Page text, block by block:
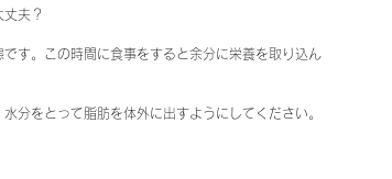
夫？
す。この時間に食事をすると余分に栄養を取り込ん
分をとって脂肪を体外に出すようにしてください。